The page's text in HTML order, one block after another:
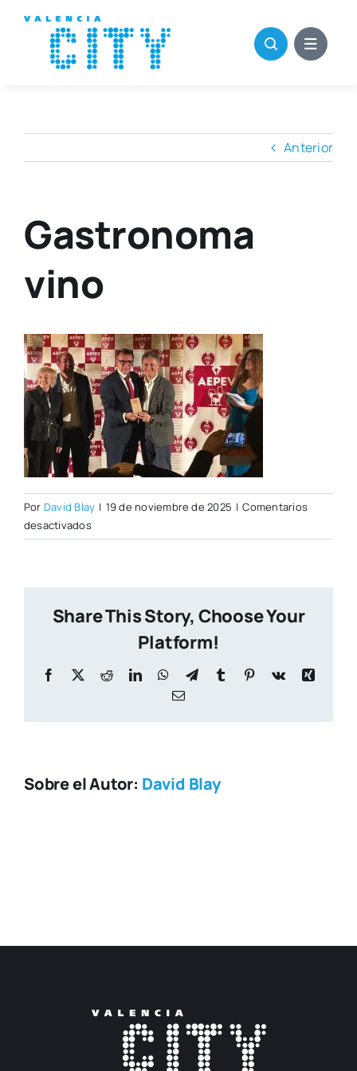
contenido
Anterior
Gastronoma
vino
Por David Blay | 19 de noviembre de 2025 | Comentarios
desactivadosen
Gastronoma
Share This Story, Choose Your
Platform!
Facebook
X RedditLinkedInWhatsApp
TelegramTumblr Pinterest
Vk
Xing
Correo
Sobre el Autor: David Blay